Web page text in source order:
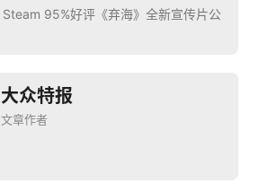
Steam 95%好评《弃海》全新宣传片公
大众特报
文章作者